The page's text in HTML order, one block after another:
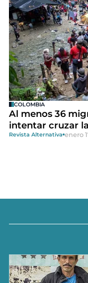
COLOMBIA
Al menos 36
intentar cruzar
Revista Alternativa enero